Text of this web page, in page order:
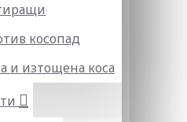
косопад
и изтощена коса